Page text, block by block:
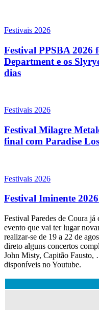
Festivais 2026
Festival PPSBA 2026
Department e os
dias
Festivais 2026
Festival Milagre
final com Paradise
Festivais 2026
Festival Iminente
Festival Paredes de Coura
evento que vai ter lugar
realizar-se de 19 a 22 de
direto alguns concertos
John Misty, Capitão Fausto,
disponíveis no Youtube.